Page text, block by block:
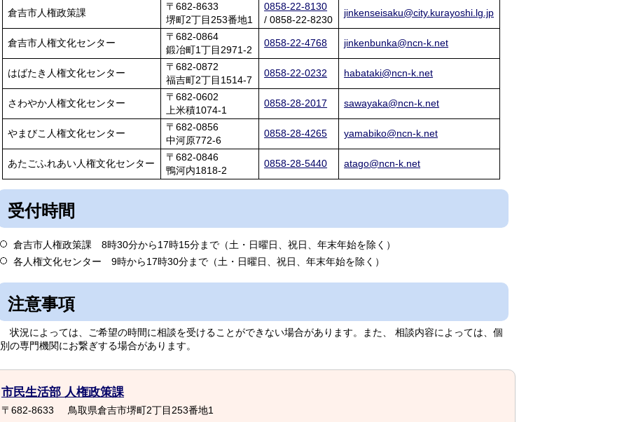
倉吉市人権政策課
〒682-8633
堺町2丁目253番地1
0858-22-8130
/ 0858-22-8230
jinkenseisaku@city.kurayoshi.lg.jp
倉吉市人権文化センター
〒682-0864
鍛冶町1丁目2971-2
0858-22-4768 jinkenbunka@ncn-k.net
はばたき人権文化センター
〒682-0872
福吉町2丁目1514-7
0858-22-0232 habataki@ncn-k.net
さわやか人権文化センター
〒682-0602
上米積1074-1
0858-28-2017 sawayaka@ncn-k.net
やまびこ人権文化センター
〒682-0856
中河原772-6
0858-28-4265 yamabiko@ncn-k.net
あたごふれあい人権文化センター
〒682-0846
鴨河内1818-2
0858-28-5440 atago@ncn-k.net
受付時間
倉吉市人権政策課 8時30分から17時15分まで（土・日曜日、祝日、年末年始を除く）
各人権文化センター 9時から17時30分まで（土・日曜日、祝日、年末年始を除く）
注意事項
状況によっては、ご希望の時間に相談を受けることができない場合があります。また、 相談内容によっては、個
別の専門機関にお繋ぎする場合があります。
市民生活部 人権政策課
〒682-8633
鳥取県倉吉市堺町2丁目253番地1